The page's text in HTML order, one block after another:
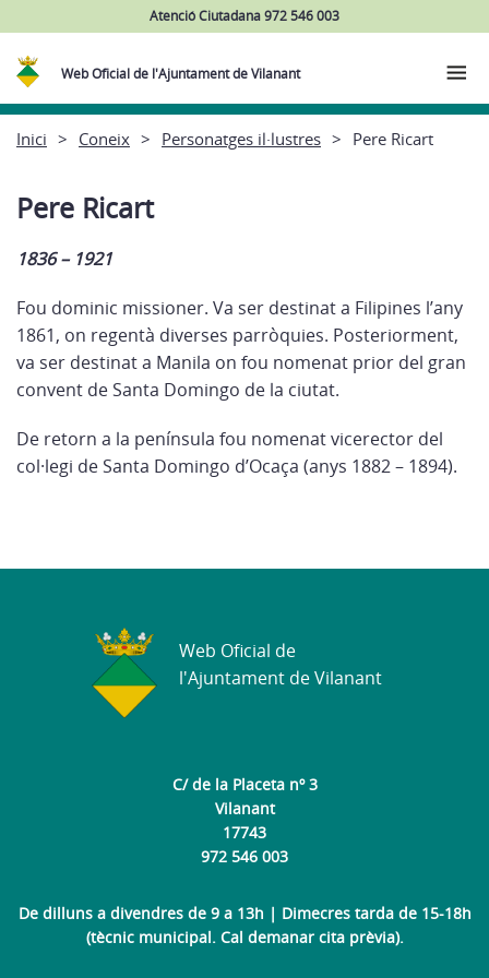
Atenció Ciutadana 972 546 003
Web Oficial de l'Ajuntament de Vilanant
Inici Coneix Personatges il·lustres Pere Ricart
Pere Ricart
1836 – 1921
Fou dominic missioner. Va ser destinat a Filipines l’any
1861, on regentà diverses parròquies. Posteriorment,
va ser destinat a Manila on fou nomenat prior del gran
convent de Santa Domingo de la ciutat.
De retorn a la península fou nomenat vicerector del
col·legi de Santa Domingo d’Ocaça (anys 1882 – 1894).
C/ de la Placeta nº 3
Vilanant
17743
972 546 003
De dilluns a divendres de 9 a 13h | Dimecres tarda de 15-18h
(tècnic municipal. Cal demanar cita prèvia).
Web Oficial de
l'Ajuntament de Vilanant